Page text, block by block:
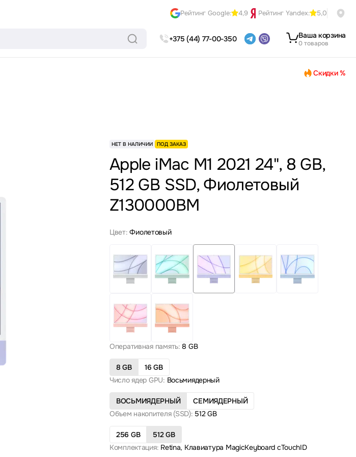
Рейтинг Google: 4,9 Рейтинг Yandex: 5,0
+375 (44) 77-00-350 Ваша корзина
0 товаров
Скидки %
НЕТ В НАЛИЧИИ ПОД ЗАКАЗ
Apple iMac M1 2021 24", 8 GB,
512 GB SSD, Фиолетовый
Z130000BM
Цвет: Фиолетовый
Оперативная память: 8 GB
8 GB
16 GB
Число ядер GPU: Восьмиядерный
ВОСЬМИЯДЕРНЫЙ
СЕМИЯДЕРНЫЙ
Объем накопителя (SSD): 512 GB
256 GB
512 GB
Комплектация: Retina, Клавиатура MagicKeyboard сTouchID